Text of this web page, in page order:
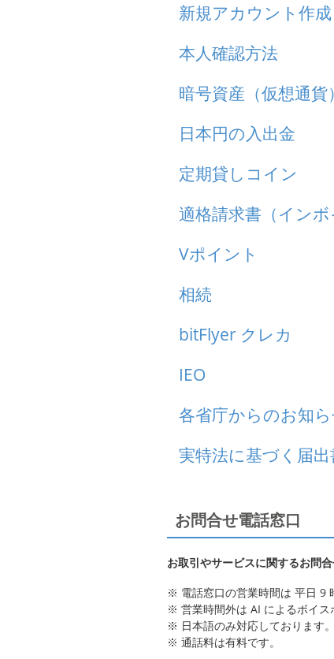
新規アカウント作成
本人確認方法
暗号資産（仮想通貨
日本円の入出金
定期貸しコイン
適格請求書（インボ
Vポイント
相続
bitFlyer クレカ
IEO
各省庁からのお知
実特法に基づく届出
お問合せ電話窓口
お取引やサービスに関するお問
※ 電話窓口の営業時間は 平日 9
※ 営業時間外は AI によるボイス
※ 日本語のみ対応しております。
※ 通話料は有料です。